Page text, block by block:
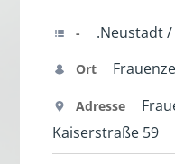
- .Neustadt
Ort
Adresse
Kaiserstraße 59